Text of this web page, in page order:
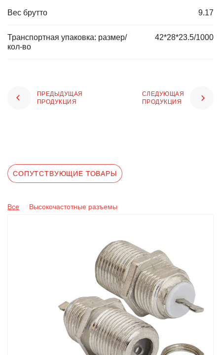
Вес брутто 9.17
Транспортная упаковка: размер/
кол-во
42*28*23.5/1000
ПРЕДЫДУЩАЯ
ПРОДУКЦИЯ
СЛЕДУЮЩАЯ
ПРОДУКЦИЯ
СОПУТСТВУЮЩИЕ ТОВАРЫ
Все Высокочастотные разъемы